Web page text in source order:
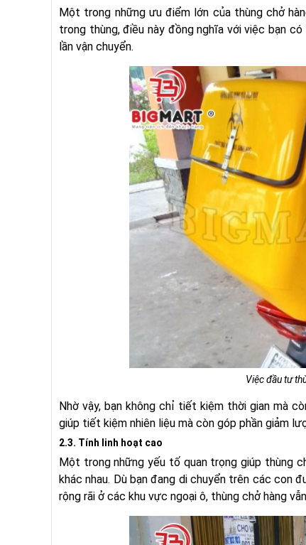
Một trong những ưu điểm lớn của thùng chở
trong thùng, điều này đồng nghĩa với việc bạn
lần vận chuyển.
Việc đầu tư
Nhờ vậy, bạn không chỉ tiết kiệm thời gian mà
giúp tiết kiệm nhiên liệu mà còn góp phần giảm
2.3. Tính linh hoạt cao
Một trong những yếu tố quan trọng giúp thùng
khác nhau. Dù bạn đang di chuyển trên các con
rộng rãi ở các khu vực ngoại ô, thùng chở hàng